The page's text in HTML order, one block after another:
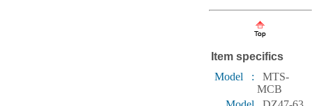
Item specifics
Model :
MTS-
MCB